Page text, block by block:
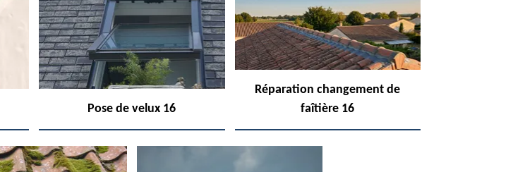
Pose de velux 16
Réparation changement de
faîtière 16